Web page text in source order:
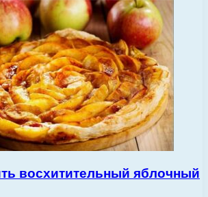
восхитительный яблочный